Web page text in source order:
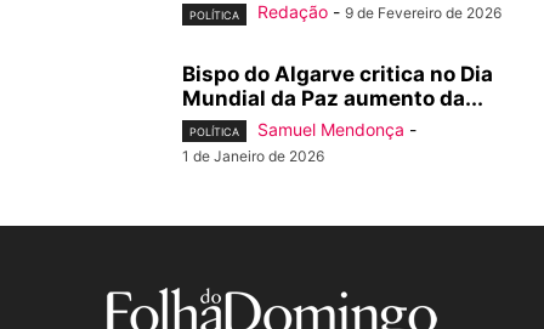
POLÍTICA Redação - 9 de Fevereiro de 2026
Bispo do Algarve critica no Dia
Mundial da Paz aumento da...
POLÍTICA Samuel Mendonça -
1 de Janeiro de 2026